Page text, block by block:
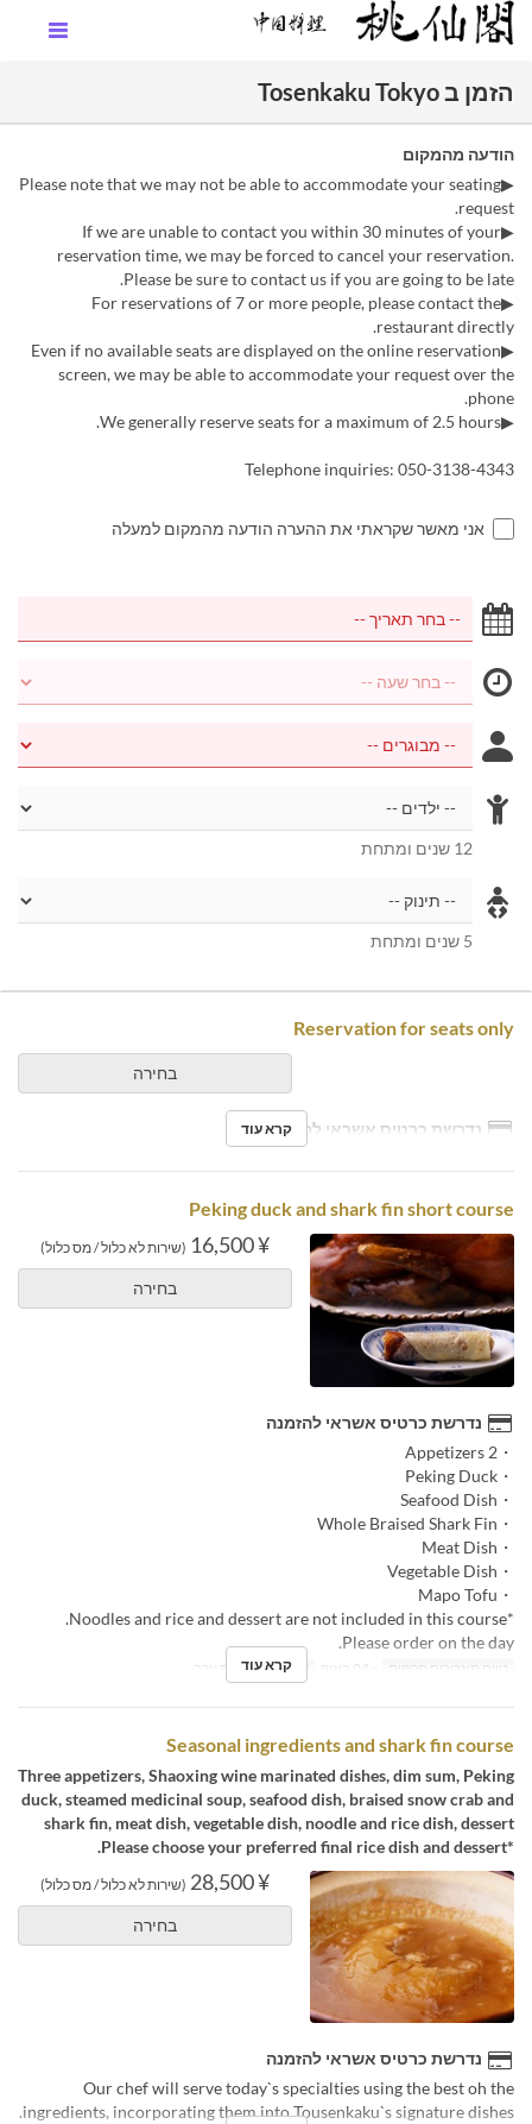
הזמן ב Tosenkaku Tokyo
הודעה מהמקום
▶Please note that we may not be able to accommodate your seating
request.
▶If we are unable to contact you within 30 minutes of your
reservation time, we may be forced to cancel your reservation.
Please be sure to contact us if you are going to be late.
▶For reservations of 7 or more people, please contact the
restaurant directly.
▶Even if no available seats are displayed on the online reservation
screen, we may be able to accommodate your request over the
phone.
▶We generally reserve seats for a maximum of 2.5 hours.
Telephone inquiries: 050-3138-4343
אני מאשר שקראתי את ההערה הודעה מהמקום למעלה
12 שנים ומתחת
5 שנים ומתחת
Reservation for seats only
בחירה
נדרשת כרטיס אשראי להזמנהקרא עוד
Peking duck and shark fin short course
¥ 16,500 (שירות לא כלול / מס כלול)
בחירה
נדרשת כרטיס אשראי להזמנה
・2 Appetizers
・Peking Duck
・Seafood Dish
・Whole Braised Shark Fin
・Meat Dish
・Vegetable Dish
・Mapo Tofu
*Noodles and rice and dessert are not included in this course.
Please order on the day.
טווח תאריכים תקפים ארוחות ארוחת ערבקרא עוד
Seasonal ingredients and shark fin course
Three appetizers, Shaoxing wine marinated dishes, dim sum, Peking
duck, steamed medicinal soup, seafood dish, braised snow crab and
shark fin, meat dish, vegetable dish, noodle and rice dish, dessert
*Please choose your preferred final rice dish and dessert.
¥ 28,500 (שירות לא כלול / מס כלול)
בחירה
נדרשת כרטיס אשראי להזמנה
Our chef will serve today`s specialties using the best oh the
ingredients, incorporating them into Tousenkaku`s signature dishes.